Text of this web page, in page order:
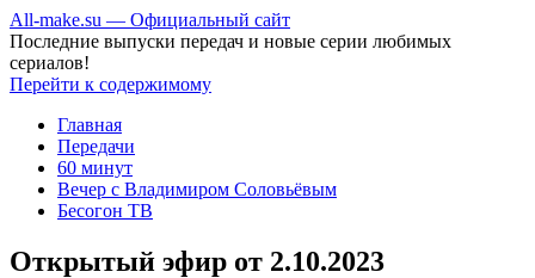
All-make.su — Официальный сайт
Последние выпуски передач и новые серии любимых
сериалов!
Перейти к содержимому
Главная
Передачи
60 минут
Вечер с Владимиром Соловьёвым
Бесогон ТВ
Открытый эфир от 2.10.2023